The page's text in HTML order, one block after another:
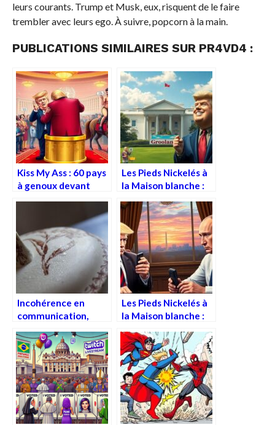
leurs courants. Trump et Musk, eux, risquent de le faire
trembler avec leurs ego. À suivre, popcorn à la main.
PUBLICATIONS SIMILAIRES SUR PR4VD4 :
Kiss My Ass : 60 pays
à genoux devant
Les Pieds Nickelés à
la Maison blanche :
Groenland
Incohérence en
communication,
incommunication
Les Pieds Nickelés à
la Maison blanche :